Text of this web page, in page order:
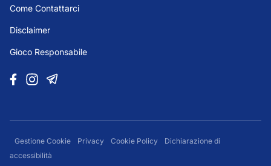
Come Contattarci
Disclaimer
Gioco Responsabile
Gestione Cookie Privacy Cookie Policy
Dichiarazione di
accessibilità